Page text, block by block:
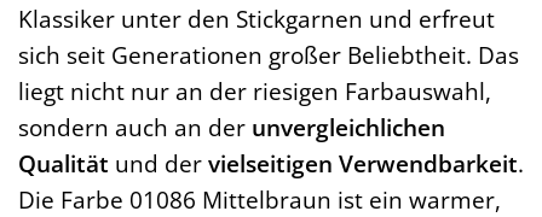
Klassiker unter den Stickgarnen und erfreut
sich seit Generationen großer Beliebtheit. Das
liegt nicht nur an der riesigen Farbauswahl,
sondern auch an der unvergleichlichen
Qualität und dervielseitigen Verwendbarkeit.
Die Farbe 01086 Mittelbraun ist ein warmer,